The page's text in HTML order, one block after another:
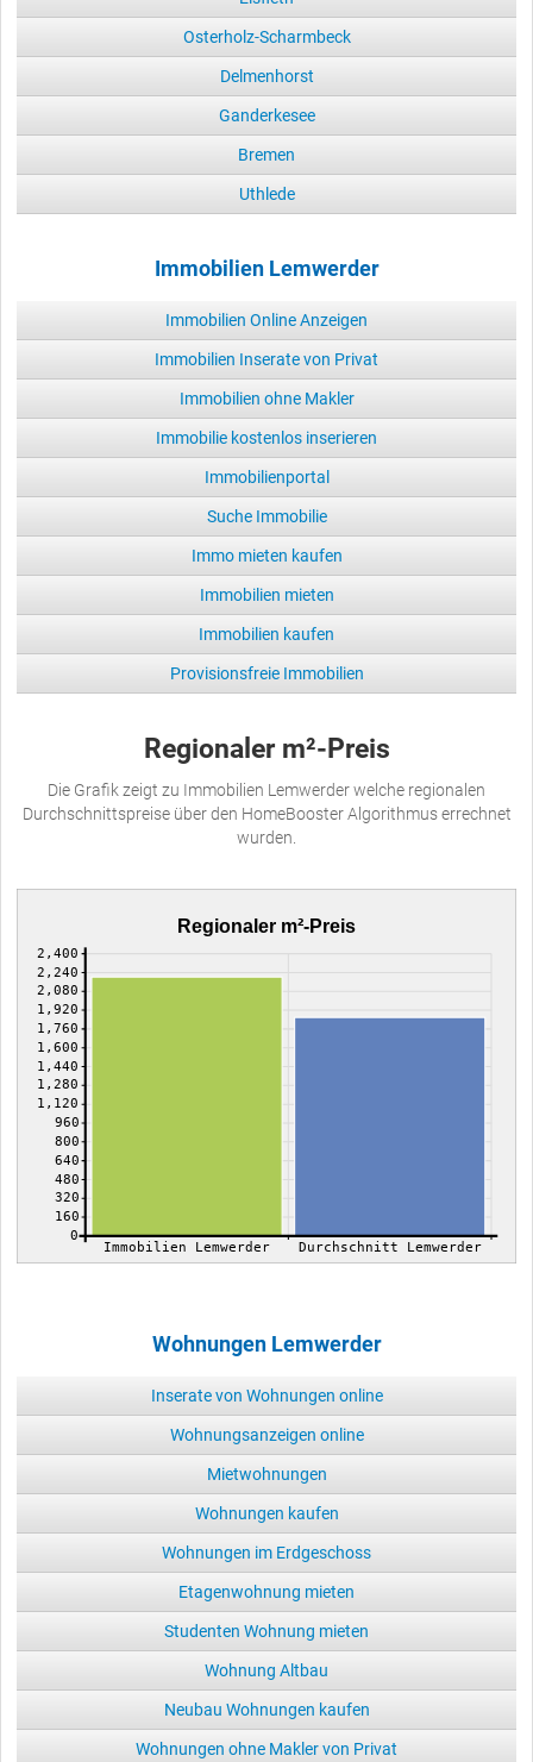
Osterholz-Scharmbeck
Delmenhorst
Ganderkesee
Bremen
Uthlede
Immobilien Lemwerder
Immobilien Online Anzeigen
Immobilien Inserate von Privat
Immobilien ohne Makler
Immobilie kostenlos inserieren
Immobilienportal
Suche Immobilie
Immo mieten kaufen
Immobilien mieten
Immobilien kaufen
Provisionsfreie Immobilien
Regionaler m²-Preis
Die Grafik zeigt zu Immobilien Lemwerder welche regionalen
Durchschnittspreise über den HomeBooster Algorithmus errechnet
wurden.
Regionaler m²-Preis
0
160
320
480
640
800
960
1,120
1,280
1,440
1,600
1,760
1,920
2,080
2,240
2,400
Immobilien Lemwerder Durchschnitt Lemwerder
Wohnungen Lemwerder
Inserate von Wohnungen online
Wohnungsanzeigen online
Mietwohnungen
Wohnungen kaufen
Wohnungen im Erdgeschoss
Etagenwohnung mieten
Studenten Wohnung mieten
Wohnung Altbau
Neubau Wohnungen kaufen
Wohnungen ohne Makler von Privat